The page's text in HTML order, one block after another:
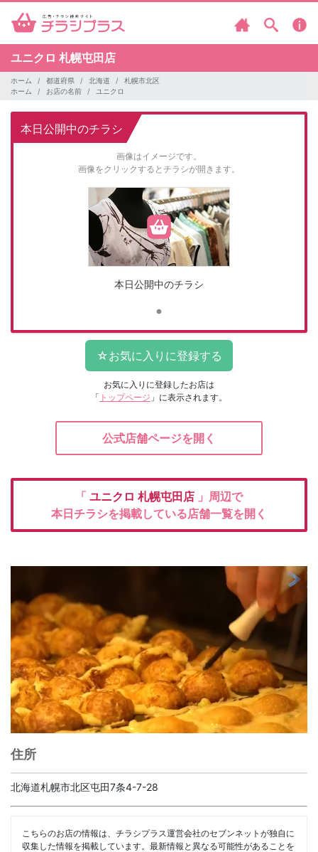
ユニクロ 札幌屯田店
ホーム 都道府県 北海道
札幌市北区
ホーム
お店の名前 ユニクロ
本日公開中のチラシ
画像はイメージです。
画像をクリックするとチラシが開きます。
本日公開中のチラシ
お気に入りに登録したお店は
「 トップページ 」に表示されます。
公式店舗ページを開く
「 ユニクロ 札幌屯田店 」周辺で
本日チラシを掲載している店舗一覧を開く
住所
北海道札幌市北区屯田7条4-7-28
こちらのお店の情報は、チラシプラス運営会社のセブンネットが独自に
収集した情報を掲載しています。最新情報と異なる可能性があることを